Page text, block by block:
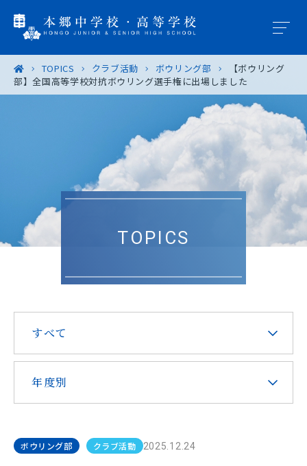
学園概要
入試案内
進路・進学
卒業生の皆様へ
在校生・保護者の皆様へ
お問い合わせ アクセス
TOPICS クラブ活動 ボウリング部
【ボウリング
部】全国高等学校対抗ボウリング選手権に出場しました
TOPICS
すべて
年度別
ボウリング部 クラブ活動 2025.12.24